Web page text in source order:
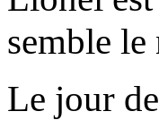
semble le
Le jour